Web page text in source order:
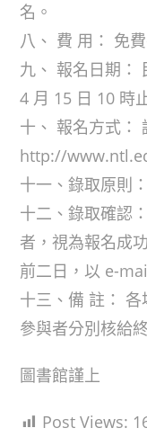
名。
八、 費 用： 免
九、 報名日期：
4 月 15 日 10 時
十、 報名方式：
http://
十一、錄取原則
十二、錄取確認
者，視為報名成
前二日，以 e-
十三、備 註：
參與者分別核給
圖書館謹上
Post Views: